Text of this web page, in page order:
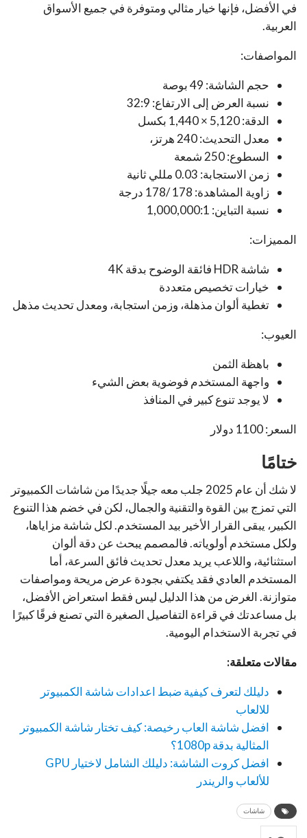
في الأفضل، فإنها خيار مثالي ومتوفرة في جميع الأسواق
العربية.
المواصفات:
حجم الشاشة: 49 بوصة
نسبة العرض إلى الارتفاع: 32:9
الدقة: 5,120 × 1,440 بكسل
معدل التحديث: 240 هرتز،
السطوع: 250 شمعة
زمن الاستجابة: 0.03 مللي ثانية
زاوية المشاهدة: 178 /178 درجة
نسبة التباين: 1,000,000:1
المميزات:
شاشة HDR فائقة الوضوح بدقة 4K
خيارات تخصيص متعددة
تغطية ألوان مذهلة، وزمن استجابة، ومعدل تحديث مذهل
العيوب:
باهظة الثمن
واجهة المستخدم فوضوية بعض الشيء
لا يوجد تنوع كبير في المنافذ
السعر: 1100 دولار
ختامًا
لا شك أن عام 2025 جلب معه جيلًا جديدًا من شاشات الكمبيوتر
التي تمزج بين القوة والتقنية والجمال، لكن في خضم هذا التنوع
الكبير، يبقى القرار الأخير بيد المستخدم. لكل شاشة مزاياها،
ولكل مستخدم أولوياته. فالمصمم يبحث عن دقة ألوان
استثنائية، واللاعب يريد معدل تحديث فائق السرعة، أما
المستخدم العادي فقد يكتفي بجودة عرض مريحة ومواصفات
متوازنة. الغرض من هذا الدليل ليس فقط استعراض الأفضل،
بل مساعدتك في قراءة التفاصيل الصغيرة التي تصنع فرقًا كبيرًا
في تجربة الاستخدام اليومية.
مقالات متعلقة:
دليلك لتعرف كيفية ضبط اعدادات شاشة الكمبيوتر
للالعاب
افضل شاشة العاب رخيصة: كيف تختار شاشة الكمبيوتر
المثالية بدقة 1080p؟
افضل كروت الشاشة: دليلك الشامل لاختيار GPU
للألعاب والريندر
شاشات